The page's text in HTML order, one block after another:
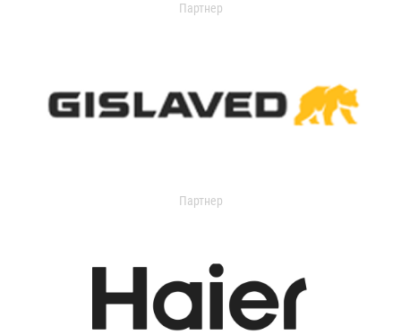
Партнер
Партнер